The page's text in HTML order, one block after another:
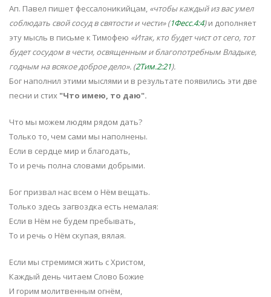
Ап. Павел пишет фессалоникийцам, «чтобы каждый из вас умел
соблюдать свой сосуд в святости и чести» (1Фесс.4:4)и дополняет
эту мысль в письме к Тимофею «Итак, кто будет чист от сего, тот
будет сосудом в чести, освященным и благопотребным Владыке,
годным на всякое доброе дело». (2Тим.2:21).
Бог наполнил этими мыслями и в результате появились эти две
песни и стих "Что имею, то даю".
Что мы можем людям рядом дать?
Только то, чем сами мы наполнены.
Если в сердце мир и благодать,
То и речь полна словами добрыми.
Бог призвал нас всем о Нём вещать.
Только здесь загвоздка есть немалая:
Если в Нём не будем пребывать,
То и речь о Нём скупая, вялая.
Если мы стремимся жить с Христом,
Каждый день читаем Слово Божие
И горим молитвенным огнём,